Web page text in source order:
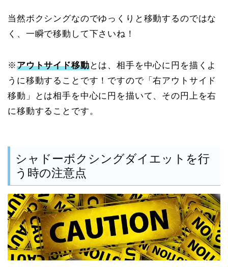
当然ボクシングなのでゆっくりと移動するのではな
く、一瞬で移動して下さいね！
※アウトサイド移動とは、相手を中心に円を描くよ
うに移動することです！ですので「右アウトサイド
移動」とは相手を中心に円を描いて、その円上を右
に移動することです。
シャドーボクシングダイエットを行
う時の注意点